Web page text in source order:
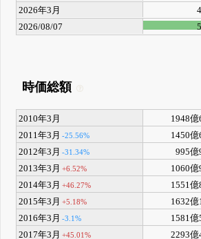
2026年3月
2026/08/07
時価総額
2010年3月
1948
2011年3月 -25.56%
1450
2012年3月 -31.34%
995億
2013年3月 +6.52%
1060
2014年3月 +46.27%
1551
2015年3月 +5.18%
1632
2016年3月 -3.1%
1581
2017年3月 +45.01% 2293億